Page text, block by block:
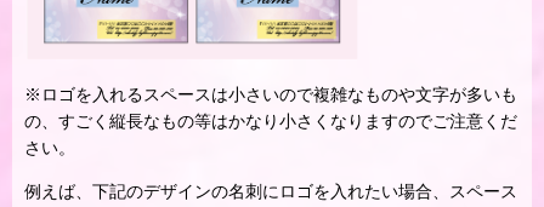
※ロゴを入れるスペースは小さいので複雑なものや文字が多いも
の、すごく縦長なもの等はかなり小さくなりますのでご注意くだ
さい。
例えば、下記のデザインの名刺にロゴを入れたい場合、スペース